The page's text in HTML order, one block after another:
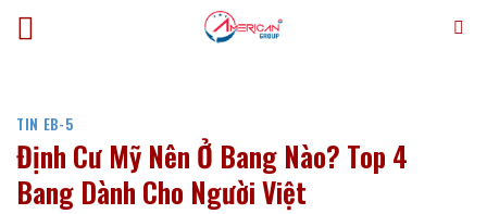
Bỏ
qua
TIN EB-5
Định Cư Mỹ Nên Ở Bang Nào? Top 4
Bang Dành Cho Người Việt